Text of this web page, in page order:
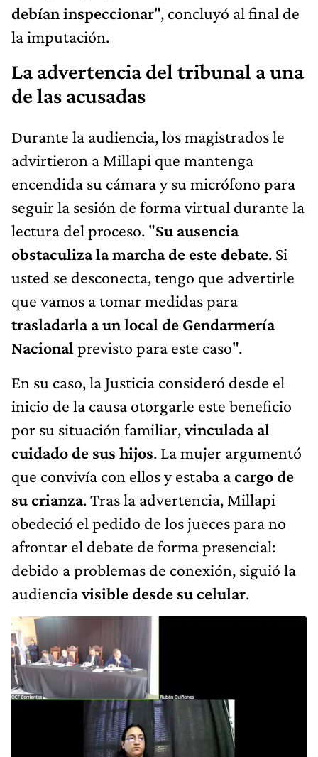
debían inspeccionar", concluyó al final de
la imputación.
La advertencia del tribunal a una
de las acusadas
Durante la audiencia, los magistrados le
advirtieron a Millapi que mantenga
encendida su cámara y su micrófono para
seguir la sesión de forma virtual durante la
lectura del proceso. "Su ausencia
obstaculiza la marcha de este debate. Si
usted se desconecta, tengo que advertirle
que vamos a tomar medidas para
trasladarla a un local de Gendarmería
Nacional previsto para este caso".
En su caso, la Justicia consideró desde el
inicio de la causa otorgarle este beneficio
por su situación familiar,vinculada al
cuidado de sus hijos. La mujer argumentó
que convivía con ellos y estaba a cargo de
su crianza. Tras la advertencia, Millapi
obedeció el pedido de los jueces para no
afrontar el debate de forma presencial:
debido a problemas de conexión, siguió la
audienciavisible desde su celular.